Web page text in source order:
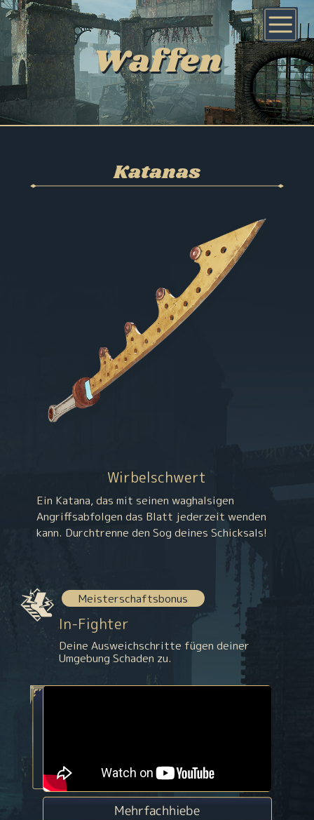
Waffen
Katanas
Wirbelschwert
Ein Katana, das mit seinen waghalsigen
Angriffsabfolgen das Blatt jederzeit wenden
kann. Durchtrenne den Sog deines Schicksals!
Meisterschaftsbonus
In-Fighter
Deine Ausweichschritte fügen deiner
Umgebung Schaden zu.
Mehrfachhiebe